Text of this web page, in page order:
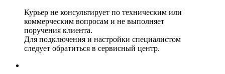
Курьер не консультирует по техническим или
коммерческим вопросам и не выполняет
поручения клиента.
Для подключения и настройки специалистом
следует обратиться в сервисный центр.